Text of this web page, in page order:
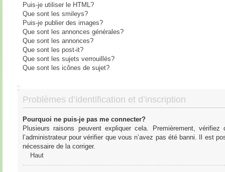
Puis-je utiliser le HTML?
Que sont les smileys?
Puis-je publier des images?
Que sont les annonces générales?
Que sont les annonces?
Que sont les post-it?
Que sont les sujets verrouillés?
Que sont les icônes de sujet?
Problèmes d’identification et d’inscription
Pourquoi ne puis-je pas me connecter?
Plusieurs raisons peuvent expliquer cela. Premièrement,
l’administrateur pour vérifier que vous n’avez pas été banni. Il est
nécessaire de la corriger.
Haut